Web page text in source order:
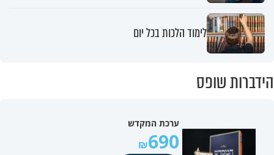
לימוד הלכות בכל יום
הידברות שופס
ערכת המקדש
690